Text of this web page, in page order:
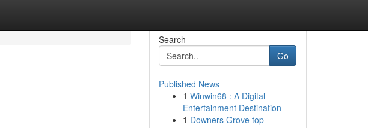
Search
Go
Published News
1 Winwin68 : A Digital
Entertainment Destination
1 Downers Grove top